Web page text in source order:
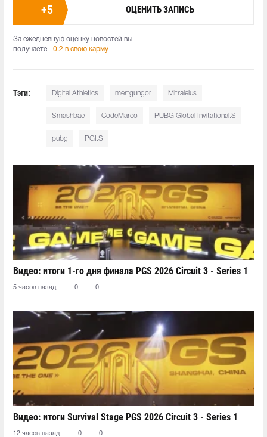
+5 ОЦЕНИТЬ ЗАПИСЬ
За ежедневную оценку новостей вы
получаете +0.2 в свою карму
Тэги: Digital Athletics mertgungor Mitraleius
Smashbae CodeMarco PUBG Global Invitational.S
pubg PGI.S
Видео: итоги 1-го дня финала PGS 2026 Circuit 3 - Series 1
5 часов назад 0 0
Видео: итоги Survival Stage PGS 2026 Circuit 3 - Series 1
12 часов назад 0 0